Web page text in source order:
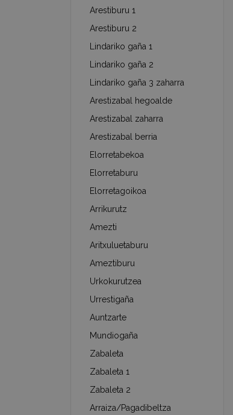
Arestiburu 1
Arestiburu 2
Lindariko gaña 1
Lindariko gaña 2
Lindariko gaña 3 zaharra
Arestizabal hegoalde
Arestizabal zaharra
Arestizabal berria
Elorretabekoa
Elorretaburu
Elorretagoikoa
Arrikurutz
Amezti
Aritxuluetaburu
Ameztiburu
Urkokurutzea
Urrestigaña
Auntzarte
Mundiogaña
Zabaleta
Zabaleta 1
Zabaleta 2
Arraiza/Pagadibeltza